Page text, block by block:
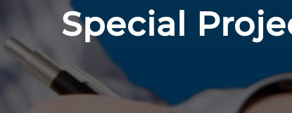
Special